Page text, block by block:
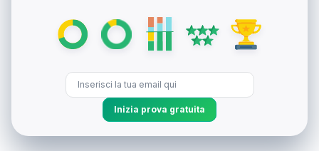
Inizia prova gratuita